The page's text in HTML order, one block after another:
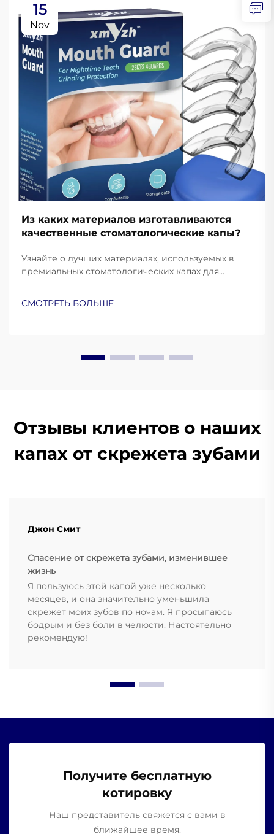
15
Nov
Из каких материалов изготавливаются
качественные стоматологические капы?
Узнайте о лучших материалах, используемых в
премиальных стоматологических капах для
улучшают эксплуатационные характеристики.
СМОТРЕТЬ БОЛЬШЕ
Отзывы клиентов о наших
капах от скрежета зубами
Джон Смит
Спасение от скрежета зубами, изменившее
жизнь
Я пользуюсь этой капой уже несколько
месяцев, и она значительно уменьшила
скрежет моих зубов по ночам. Я просыпаюсь
бодрым и без боли в челюсти. Настоятельно
рекомендую!
Получите бесплатную
котировку
Наш представитель свяжется с вами в
ближайшее время.